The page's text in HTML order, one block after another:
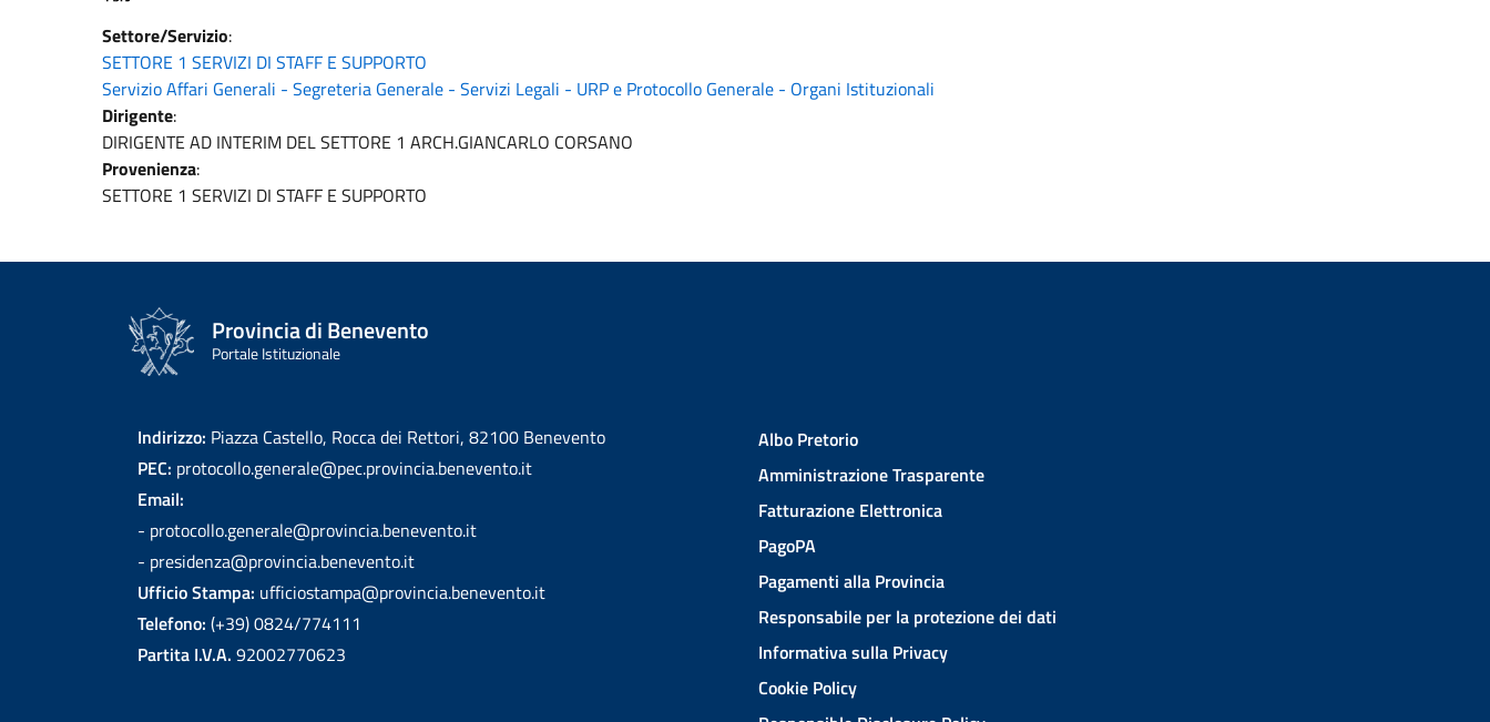
Settore/Servizio:
SETTORE 1 SERVIZI DI STAFF E SUPPORTO
Servizio Affari Generali - Segreteria Generale - Servizi Legali - URP e Protocollo Generale - Organi Istituzionali
Dirigente:
DIRIGENTE AD INTERIM DEL SETTORE 1 ARCH.GIANCARLO CORSANO
Provenienza:
SETTORE 1 SERVIZI DI STAFF E SUPPORTO
Provincia di Benevento
Portale Istituzionale
Indirizzo: Piazza Castello, Rocca dei Rettori, 82100 Benevento
PEC: protocollo.generale@pec.provincia.benevento.it
Email:
- protocollo.generale@provincia.benevento.it
- presidenza@provincia.benevento.it
Ufficio Stampa: ufficiostampa@provincia.benevento.it
Telefono: (+39) 0824/774111
Partita I.V.A. 92002770623
Albo Pretorio
Amministrazione Trasparente
Fatturazione Elettronica
PagoPA
Pagamenti alla Provincia
Responsabile per la protezione dei dati
Informativa sulla Privacy
Cookie Policy